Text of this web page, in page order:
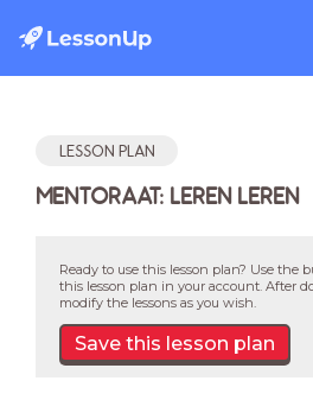
LESSON PLAN
MENTORAAT: LEREN LEREN
Ready to use this lesson plan? Use the
this lesson plan in your account. After
modify the lessons as you wish.
Save this lesson plan